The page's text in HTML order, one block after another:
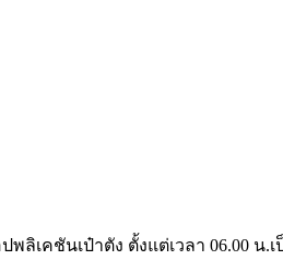
ลิเคชันเป๋าตัง ตั้งแต่เวลา 06.00 น.